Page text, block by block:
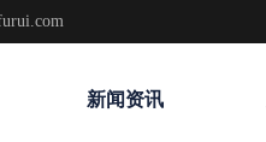
新闻资讯